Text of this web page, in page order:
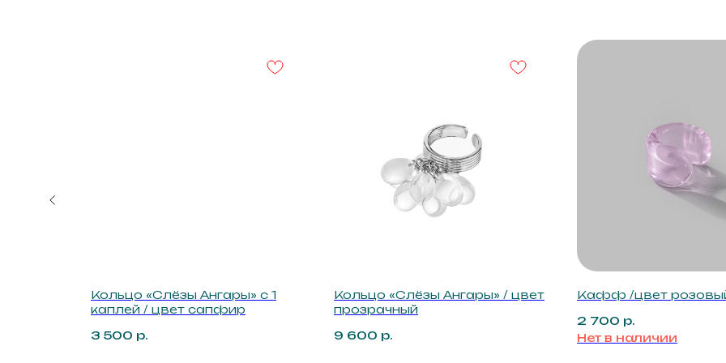
Кольцо «Слёзы Ангары» с 1
каплей / цвет сапфир
3 500 р.
Кольцо «Слёзы Ангары» / цвет
прозрачный
9 600 р.
Кафф /цвет
2 700 р.
Нет в наличии
к новым
событиям
MAX
О нас
Подарочный сертификат
Рекомендации по уходу